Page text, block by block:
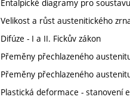
Entalpické diagramy pro
Velikost a růst austenitického
Difúze - I a II. Fickův zákon
Přeměny přechlazeného
Přeměny přechlazeného
Plastická deformace - stanovení